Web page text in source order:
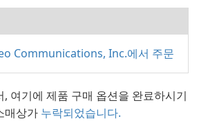
Communications, Inc.에서 주문
여기에 제품 구매 옵션을 완료하시기
매상가 누락되었습니다.